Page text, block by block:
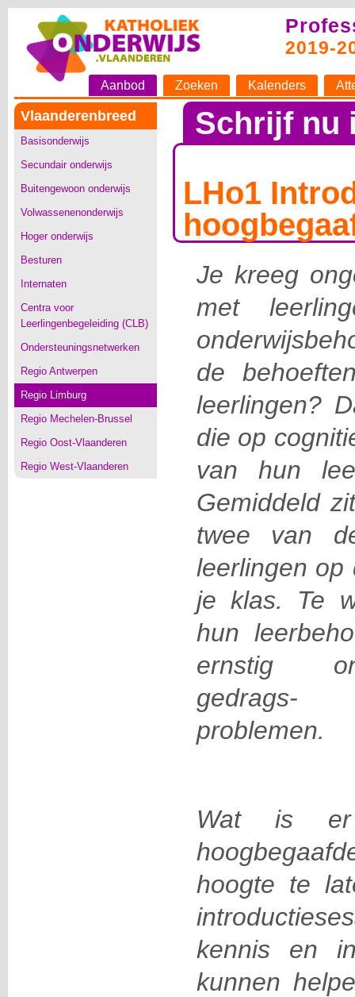
2019-
Aanbod Zoeken Kalenders
Vlaanderenbreed
Basisonderwijs
Secundair onderwijs
Buitengewoon onderwijs
Volwassenenonderwijs
Hoger onderwijs
Besturen
Internaten
Centra voor
Leerlingenbegeleiding (CLB)
Ondersteuningsnetwerken
Regio Antwerpen
Regio Limburg
Regio Mechelen-Brussel
Regio Oost-Vlaanderen
Regio West-Vlaanderen
Schrijf nu
LHo1
Je kreeg
met
de
leerlingen?
die op
van hun
Gemiddeld
twee van
leerlingen op
je klas. Te
hun
ernstig
problemen.
Wat is
hoogte te
kennis en
kunnen